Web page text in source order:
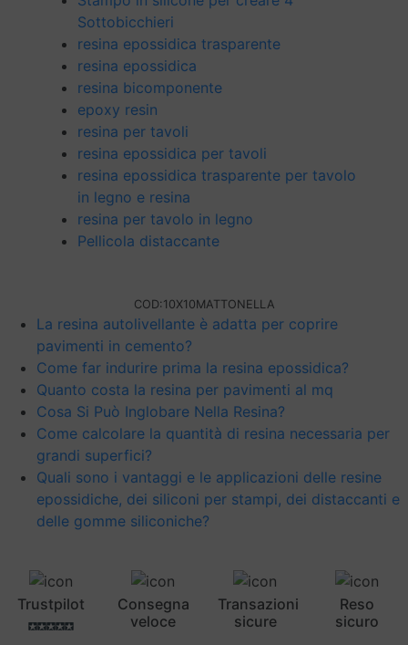
Sottobicchieri
resina epossidica trasparente
resina epossidica
resina bicomponente
epoxy resin
resina per tavoli
resina epossidica per tavoli
resina epossidica trasparente per tavolo
in legno e resina
resina per tavolo in legno
Pellicola distaccante
COD:10X10MATTONELLA
La resina autolivellante è adatta per coprire
pavimenti in cemento?
Come far indurire prima la resina epossidica?
Quanto costa la resina per pavimenti al mq
Cosa Si Può Inglobare Nella Resina?
Come calcolare la quantità di resina necessaria per
grandi superfici?
Quali sono i vantaggi e le applicazioni delle resine
epossidiche, dei siliconi per stampi, dei distaccanti e
delle gomme siliconiche?
Trustpilot
Consegna
veloce
Transazioni
sicure
Reso
sicuro